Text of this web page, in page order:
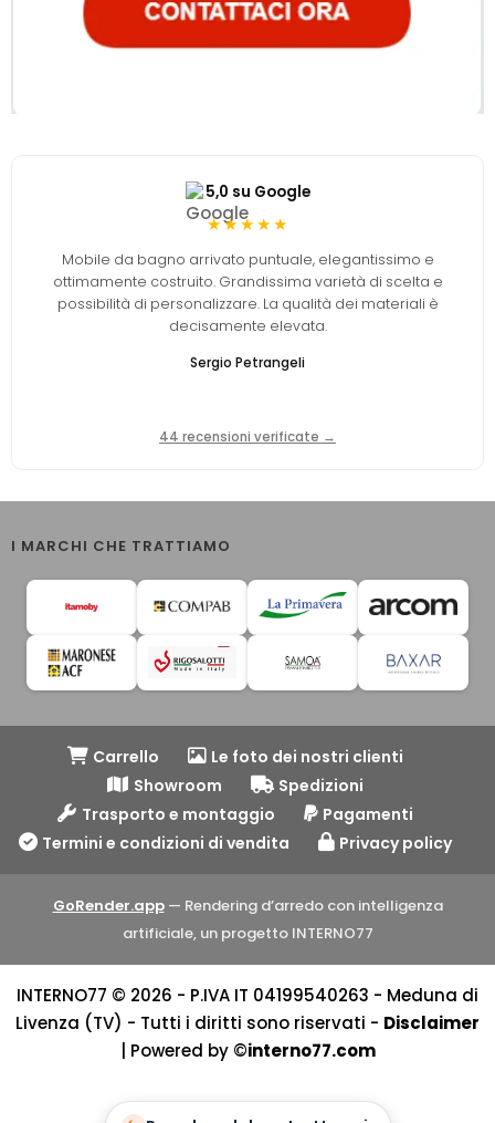
5,0 su Google
★★★★★
Mobile da bagno arrivato puntuale, elegantissimo e
ottimamente costruito. Grandissima varietà di scelta e
possibilità di personalizzare. La qualità dei materiali è
decisamente elevata.
Sergio Petrangeli
44 recensioni verificate →
I MARCHI CHE TRATTIAMO
Carrello
Le foto dei nostri clienti
Showroom
Spedizioni
Trasporto e montaggio
Pagamenti
Termini e condizioni di vendita
Privacy policy
GoRender.app— Rendering d’arredo con intelligenza
artificiale, un progetto INTERNO77
INTERNO77 © 2026 - P.IVA IT 04199540263 - Meduna di
Livenza (TV) - Tutti i diritti sono riservati - Disclaimer
| Powered by ©interno77.com